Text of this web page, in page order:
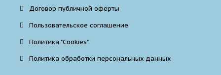
Договор публичной оферты
Пользовательское соглашение
Политика "Cookies"
Политика обработки персональных данных